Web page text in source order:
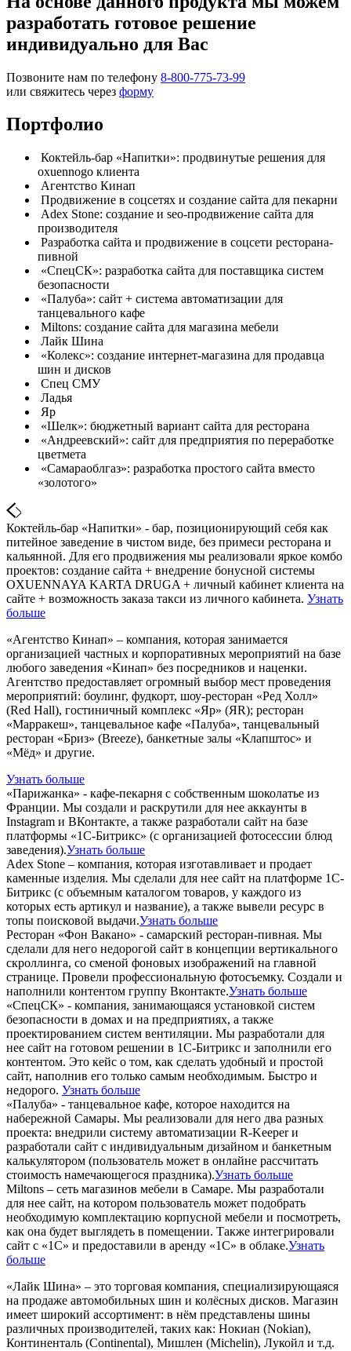
разработать готовое решение
индивидуально для Вас
Позвоните нам по телефону 8-800-775-73-99
или свяжитесь через форму
Портфолио
Коктейль-бар «Напитки»: продвинутые решения для
oxuennogo клиента
Агентство Кинап
Продвижение в соцсетях и создание сайта для пекарни
Adex Stone: создание и seo-продвижение сайта для
производителя
Разработка сайта и продвижение в соцсети ресторана-
пивной
«СпецСК»: разработка сайта для поставщика систем
безопасности
«Палуба»: сайт + система автоматизации для
танцевального кафе
Miltons: создание сайта для магазина мебели
Лайк Шина
«Колекс»: создание интернет-магазина для продавца
шин и дисков
Спец СМУ
Ладья
Яр
«Шелк»: бюджетный вариант сайта для ресторана
«Андреевский»: сайт для предприятия по переработке
цветмета
«Самараоблгаз»: разработка простого сайта вместо
«золотого»
Коктейль-бар «Напитки» - бар, позиционирующий себя как
питейное заведение в чистом виде, без примеси ресторана и
кальянной. Для его продвижения мы реализовали яркое комбо
проектов: создание сайта + внедрение бонусной системы
OXUENNAYA KARTA DRUGA + личный кабинет клиента на
сайте + возможность заказа такси из личного кабинета. Узнать
больше
«Агентство Кинап» – компания, которая занимается
организацией частных и корпоративных мероприятий на базе
любого заведения «Кинап» без посредников и наценки.
Агентство предоставляет огромный выбор мест проведения
мероприятий: боулинг, фудкорт, шоу-ресторан «Ред Холл»
(Red Hall), гостиничный комплекс «Яр» (ЯR); ресторан
«Марракеш», танцевальное кафе «Палуба», танцевальный
ресторан «Бриз» (Breeze), банкетные залы «Клапштос» и
«Мёд» и другие.
Узнать больше
«Парижанка» - кафе-пекарня с собственным шоколатье из
Франции. Мы создали и раскрутили для нее аккаунты в
Instagram и ВКонтакте, а также разработали сайт на базе
платформы «1С-Битрикс» (с организацией фотосессии блюд
заведения).Узнать больше
Adex Stone – компания, которая изготавливает и продает
каменные изделия. Мы сделали для нее сайт на платформе 1С-
Битрикс (с объемным каталогом товаров, у каждого из
которых есть артикул и название), а также вывели ресурс в
топы поисковой выдачи.Узнать больше
Ресторан «Фон Вакано» - самарский ресторан-пивная. Мы
сделали для него недорогой сайт в концепции вертикального
скроллинга, со сменой фоновых изображений на главной
странице. Провели профессиональную фотосъемку. Создали и
наполнили контентом группу Вконтакте.Узнать больше
«СпецСК» - компания, занимающаяся установкой систем
безопасности в домах и на предприятиях, а также
проектированием систем вентиляции. Мы разработали для
нее сайт на готовом решении в 1С-Битрикс и заполнили его
контентом. Это кейс о том, как сделать удобный и простой
сайт, наполнив его только самым необходимым. Быстро и
недорого. Узнать больше
«Палуба» - танцевальное кафе, которое находится на
набережной Самары. Мы реализовали для него два разных
проекта: внедрили систему автоматизации R-Keeper и
разработали сайт с индивидуальным дизайном и банкетным
калькулятором (пользователь может в онлайне рассчитать
стоимость намечающегося праздника).Узнать больше
Miltons – сеть магазинов мебели в Самаре. Мы разработали
для нее сайт, на котором пользователь может подобрать
необходимую комплектацию корпусной мебели и посмотреть,
как она будет выглядеть в помещении. Также интегрировали
сайт с «1С» и предоставили в аренду «1С» в облаке.Узнать
больше
«Лайк Шина» – это торговая компания, специализирующаяся
на продаже автомобильных шин и колёсных дисков. Магазин
имеет широкий ассортимент: в нём представлены шины
различных производителей, таких как: Нокиан (Nokian),
Континенталь (Continental), Мишлен (Michelin), Лукойл и т.д.